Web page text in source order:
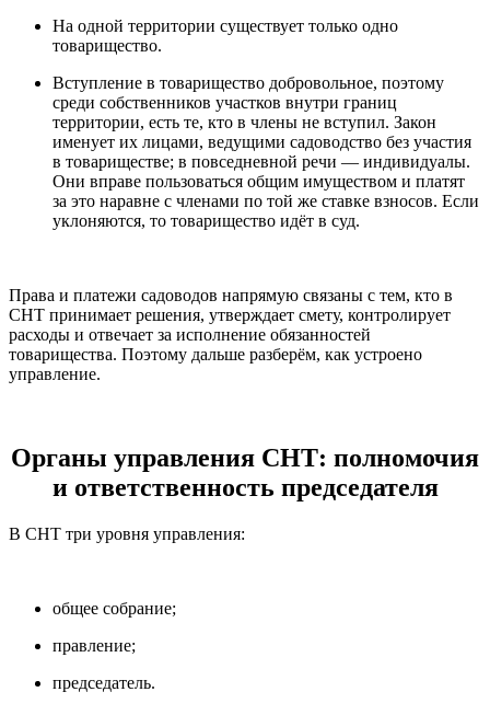
На одной территории существует только одно
товарищество.
Вступление в товарищество добровольное, поэтому
среди собственников участков внутри границ
территории, есть те, кто в члены не вступил. Закон
именует их лицами, ведущими садоводство без участия
в товариществе; в повседневной речи — индивидуалы.
Они вправе пользоваться общим имуществом и платят
за это наравне с членами по той же ставке взносов. Если
уклоняются, то товарищество идёт в суд.
Права и платежи садоводов напрямую связаны с тем, кто в
СНТ принимает решения, утверждает смету, контролирует
расходы и отвечает за исполнение обязанностей
товарищества. Поэтому дальше разберём, как устроено
управление.
Органы управления СНТ: полномочия
и ответственность председателя
В СНТ три уровня управления:
общее собрание;
правление;
председатель.